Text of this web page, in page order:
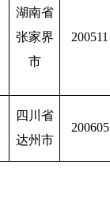
湖南省
张家界
市
200511
四川省
达州市
200605